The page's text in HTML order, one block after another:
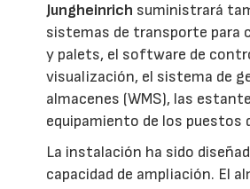
Jungheinrich suministrará
sistemas de transporte para
y palets, el software de
visualización, el sistema de
almacenes (WMS), las
equipamiento de los puestos
La instalación ha sido
capacidad de ampliación. El